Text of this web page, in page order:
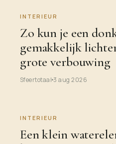
INTERIEUR
Zo kun je een
gemakkelijk
grote verbouwing
Sfeertotaal3 aug 2026
INTERIEUR
Een klein